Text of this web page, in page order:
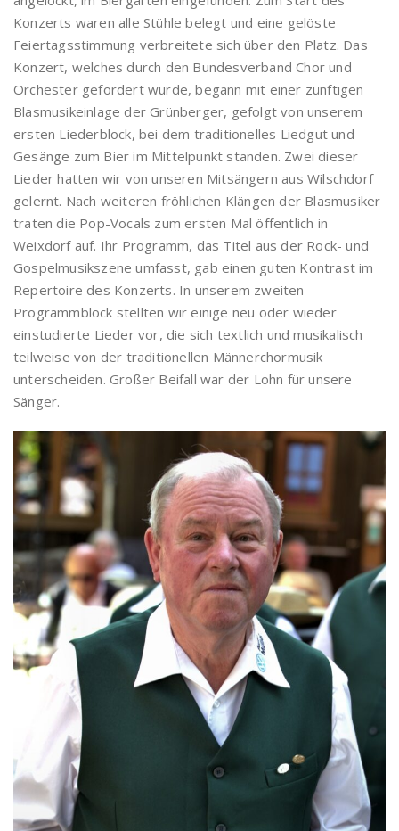
Konzerts waren alle Stühle belegt und eine gelöste
Feiertagsstimmung verbreitete sich über den Platz. Das
Konzert, welches durch den Bundesverband Chor und
Orchester gefördert wurde, begann mit einer zünftigen
Blasmusikeinlage der Grünberger, gefolgt von unserem
ersten Liederblock, bei dem traditionelles Liedgut und
Gesänge zum Bier im Mittelpunkt standen. Zwei dieser
Lieder hatten wir von unseren Mitsängern aus Wilschdorf
gelernt. Nach weiteren fröhlichen Klängen der Blasmusiker
traten die Pop-Vocals zum ersten Mal öffentlich in
Weixdorf auf. Ihr Programm, das Titel aus der Rock- und
Gospelmusikszene umfasst, gab einen guten Kontrast im
Repertoire des Konzerts. In unserem zweiten
Programmblock stellten wir einige neu oder wieder
einstudierte Lieder vor, die sich textlich und musikalisch
teilweise von der traditionellen Männerchormusik
unterscheiden. Großer Beifall war der Lohn für unsere
Sänger.